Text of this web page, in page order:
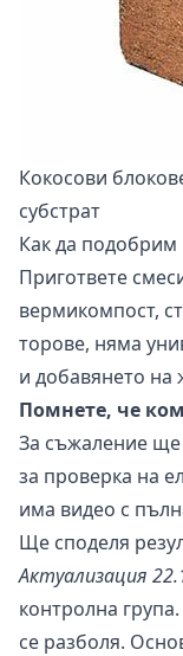
Кокосови
субстрат
Как да подобрим
Пригответе
вермикомпост,
торове, няма
и добавянето на
Помнете, че
За съжаление ще
за проверка на
има видео с
Ще споделя
Актуализация
контролна
се разболя.